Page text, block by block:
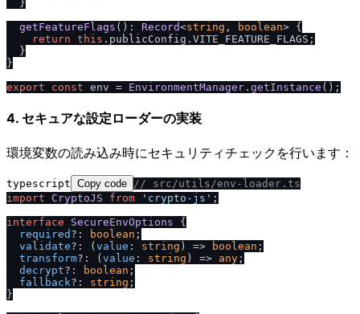
  }
getFeatureFlags (): Record<string , boolean> {
return this . publicConfig . VITE_FEATURE_FLAGS ;
  }
}
export
const env = EnvironmentManager . getInstance
4. セキュアな設定ローダーの実装
環境変数の読み込み時にセキュリティチェックを行います：
typescript Copy code // src/utils/env-loader.ts
import
CryptoJS from 'crypto-js' ;
interface
SecureEnvOptions {
required ?: boolean ;
validate?: ( value : string ) => boolean ;
transform?: ( value : string ) => any ;
decrypt?: boolean ;
fallback?: string ;
}